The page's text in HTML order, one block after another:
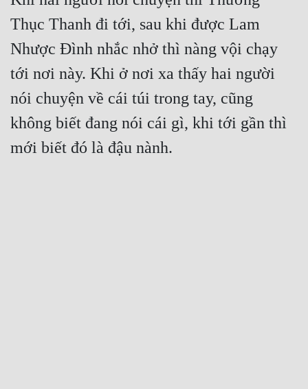
Thục Thanh đi tới, sau khi được Lam
Nhược Đình nhắc nhở thì nàng vội chạy
tới nơi này. Khi ở nơi xa thấy hai người
nói chuyện về cái túi trong tay, cũng
không biết đang nói cái gì, khi tới gần thì